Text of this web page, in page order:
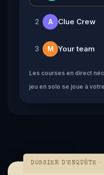
2 A Clue Crew
3 M Your team
Les courses en direct
jeu en solo se joue à
DOSSIER D'ENQUÊTE